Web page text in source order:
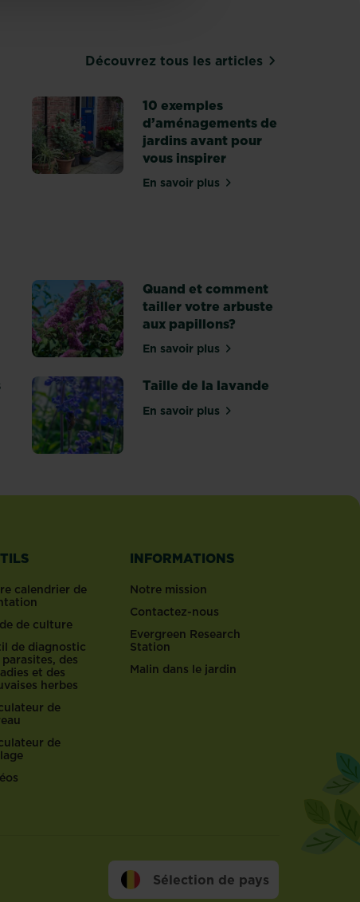
Découvrez tous les articles
aménager un jardin japonais: créez un espace tranquille
10 exemples
d’aménagements de
jardins avant pour
vous inspirer
En savoir plussur 10 exemples
le lierre
Quand et comment
tailler votre arbuste
aux papillons?
En savoir plussur Quand et comment tailler
à suspendre à l’extérieur
Taille de la lavande
En savoir plussur Taille de la lavande
calendrier de
de culture
de diagnostic
parasites, des
et des
herbes
de
de
INFORMATIONS
Notre mission
Contactez-nous
Evergreen Research
Station
Malin dans le jardin
Sélection de pays